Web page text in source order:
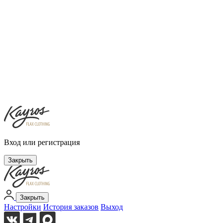
Вход или регистрация
Закрыть
Закрыть
Настройки История заказов Выход